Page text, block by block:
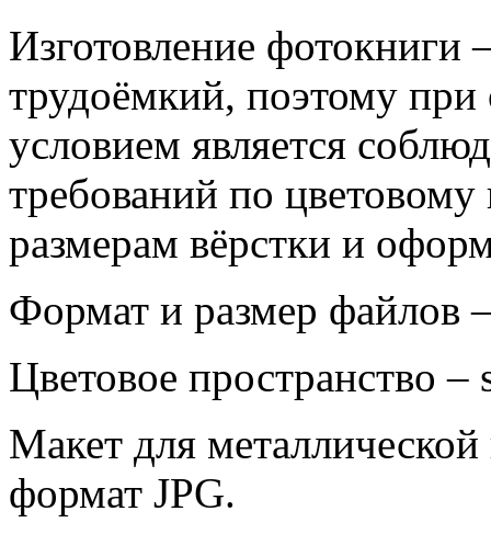
Изготовление
трудоёмкий, поэтому
условием является
требований по
размерам вёрстки и
Формат и размер файлов
Цветовое пространство –
Макет для
формат JPG.